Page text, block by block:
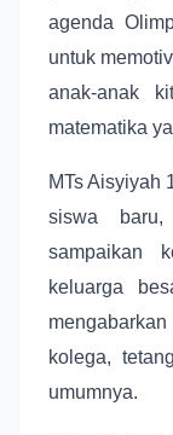
agenda
untuk
anak-anak
matematika
MTs Aisyiyah
siswa
sampaikan
keluarga
kolega,
umumnya.